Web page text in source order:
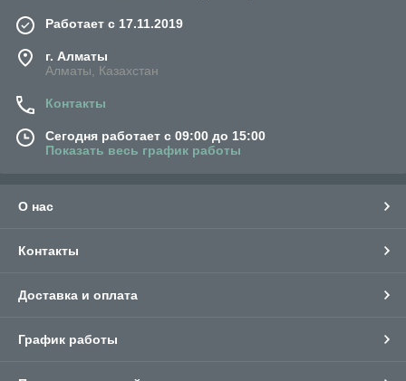
Работает с 17.11.2019
г. Алматы
Алматы, Казахстан
Контакты
Сегодня работает с 09:00 до 15:00
Показать весь график работы
О нас
Контакты
Доставка и оплата
График работы